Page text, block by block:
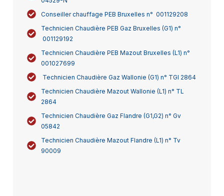
Conseiller chauffage PEB Bruxelles n° 001129208
Technicien Chaudière PEB Gaz Bruxelles (G1) n°
001129192
Technicien Chaudière PEB Mazout Bruxelles (L1) n°
001027699
Technicien Chaudière Gaz Wallonie (G1) n° TGI 2864
Technicien Chaudière Mazout Wallonie (L1) n° TL
2864
Technicien Chaudière Gaz Flandre (G1,G2) n° Gv
05842
Technicien Chaudière Mazout Flandre (L1) n° Tv
90009